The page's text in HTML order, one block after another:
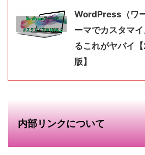
WordPress（ワ
ーマでカスタマ
るこれがヤバイ
版】
内部リンクについて